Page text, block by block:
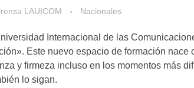
LAUICOM Nacionales
Internacional de las
Este nuevo espacio de formación
y firmeza incluso en los momentos más
lo sigan.